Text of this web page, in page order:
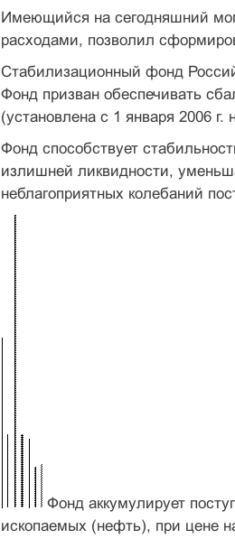
Имеющийся на сегодняшний
расходами, позволил
Стабилизационный фонд
Фонд призван обеспечивать
(установлена с 1 января 2006
Фонд способствует
излишней лик­видности,
неблагоприятных колебаний
Фонд аккумулирует
ископаемых (нефть), при цене